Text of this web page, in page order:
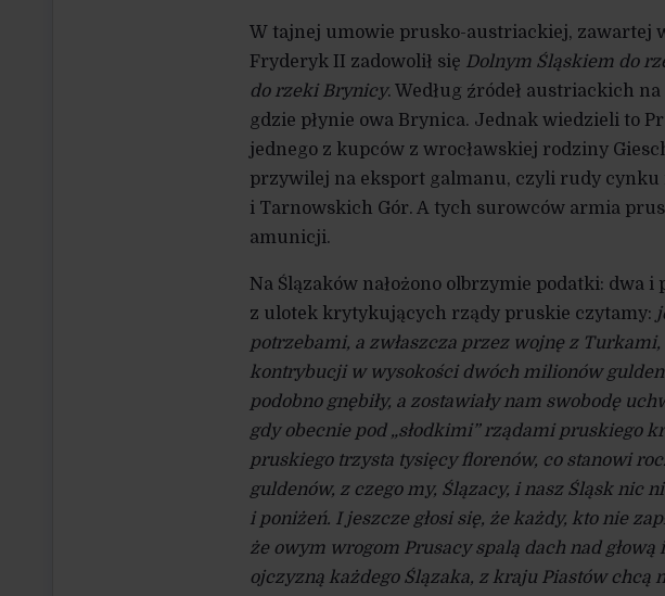
W tajnej umowie prusko-austriackiej, zawartej
Fryderyk II zadowolił się Dolnym Śląskiem do
do rzeki Brynicy. Według źródeł austriackich
gdzie płynie owa Brynica. Jednak wiedzieli to
jednego z kupców z wrocławskiej rodziny
przywilej na eksport galmanu, czyli rudy cynku
i Tarnowskich Gór. A tych surowców armia
amunicji.
Na Ślązaków nałożono olbrzymie podatki: dwa
z ulotek krytykujących rządy pruskie czytamy:
potrzebami, a zwłaszcza przez wojnę z
kontrybucji w wysokości dwóch milionów
podobno gnębiły, a zostawiały nam swobodę
gdy obecnie pod „słodkimi” rządami pruskiego
pruskiego trzysta tysięcy florenów, co stanowi
guldenów, z czego my, Ślązacy, i nasz Śląsk nic
i poniżeń. I jeszcze głosi się, że każdy, kto nie
że owym wrogom Prusacy spalą dach nad
ojczyzną każdego Ślązaka, z kraju Piastów chcą